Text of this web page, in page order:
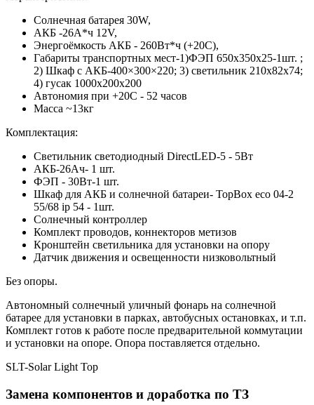
Солнечная батарея 30W,
АКБ -26А*ч 12V,
Энергоёмкость АКБ - 260Вт*ч (+20С),
Габариты транспортных мест-1)ФЭП 650х350x25-1шт. ;
2) Шкаф с АКБ-400×300×220; 3) светильник 210x82x74;
4) гусак 1000х200х200
Автономия при +20С - 52 часов
Масса ~13кг
Комплектация:
Светильник светодиодный DirectLED-5 - 5Вт
АКБ-26Ач- 1 шт.
ФЭП - 30Вт-1 шт.
Шкаф для АКБ и солнечной батареи- TopBox eco 04-2
55/68 ip 54 - 1шт.
Солнечный контроллер
Комплект проводов, коннекторов метизов
Кронштейн светильника для установки на опору
Датчик движения и освещенности низковольтный
Без опоры.
Автономный солнечный уличный фонарь на солнечной
батарее для установки в парках, автобусных остановках, и т.п.
Комплект готов к работе после предварительной коммутации
и установки на опоре. Опора поставляется отдельно.
SLT-Solar Light Top
Замена компонентов и доработка по ТЗ